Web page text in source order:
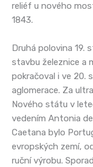
reliéf u nového
1843.
Druhá polovina 19.
stavbu železnice a
pokračoval i ve 20.
aglomerace. Za
Nového státu v
vedením Antonia
Caetana bylo
evropských zemí,
ruční výrobu.